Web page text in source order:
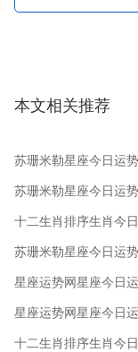
本文相关推荐
苏珊米勒星座今日运
7日
苏珊米勒星座今日运
6日
十二生肖排序生肖今
年8月5日
苏珊米勒星座今日运
5日
星座运势网星座今日
月5日
星座运势网星座今日
月28日
十二生肖排序生肖今